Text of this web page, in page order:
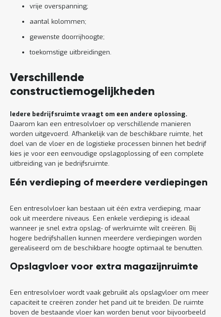
vrije overspanning;
aantal kolommen;
gewenste doorrijhoogte;
toekomstige uitbreidingen.
Verschillende
constructiemogelijkheden
Iedere bedrijfsruimte vraagt om een andere oplossing.
Daarom kan een entresolvloer op verschillende manieren
worden uitgevoerd. Afhankelijk van de beschikbare ruimte, het
doel van de vloer en de logistieke processen binnen het bedrijf
kies je voor een eenvoudige opslagoplossing of een complete
uitbreiding van je bedrijfsruimte.
Eén verdieping of meerdere verdiepingen
Een entresolvloer kan bestaan uit één extra verdieping, maar
ook uit meerdere niveaus. Een enkele verdieping is ideaal
wanneer je snel extra opslag- of werkruimte wilt creëren. Bij
hogere bedrijfshallen kunnen meerdere verdiepingen worden
gerealiseerd om de beschikbare hoogte optimaal te benutten.
Opslagvloer voor extra magazijnruimte
Een entresolvloer wordt vaak gebruikt als opslagvloer om meer
capaciteit te creëren zonder het pand uit te breiden. De ruimte
boven de bestaande vloer kan worden benut voor bijvoorbeeld